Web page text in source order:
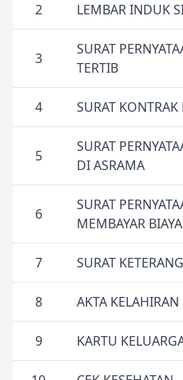
2 LEMBAR INDUK
3
SURAT
TERTIB
4 SURAT
5
SURAT
DI ASRAMA
6
SURAT
MEMBAYAR
7 SURAT
8 AKTA KELAHIRAN
9 KARTU